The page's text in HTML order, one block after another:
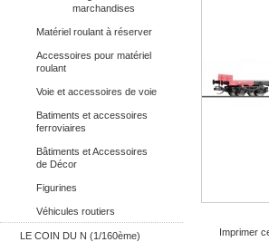
marchandises
Matériel roulant à réserver
Accessoires pour matériel
roulant
Voie et accessoires de voie
Batiments et accessoires
ferroviaires
Bâtiments et Accessoires
de Décor
Figurines
Véhicules routiers
LE COIN DU N (1/160ème) Imprimer